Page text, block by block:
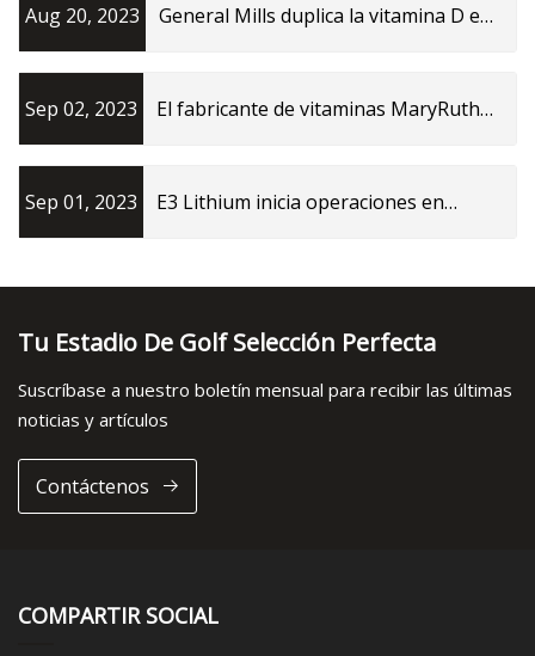
Aug 20, 2023
General Mills duplica la vitamina D en
Sep 02, 2023
El fabricante de vitaminas MaryRuth
Sep 01, 2023
E3 Lithium inicia operaciones en
Tu Estadio De Golf Selección Perfecta
Suscríbase a nuestro boletín mensual para recibir las últimas
noticias y artículos
Contáctenos
COMPARTIR SOCIAL